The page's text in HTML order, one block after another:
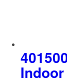
Indoor